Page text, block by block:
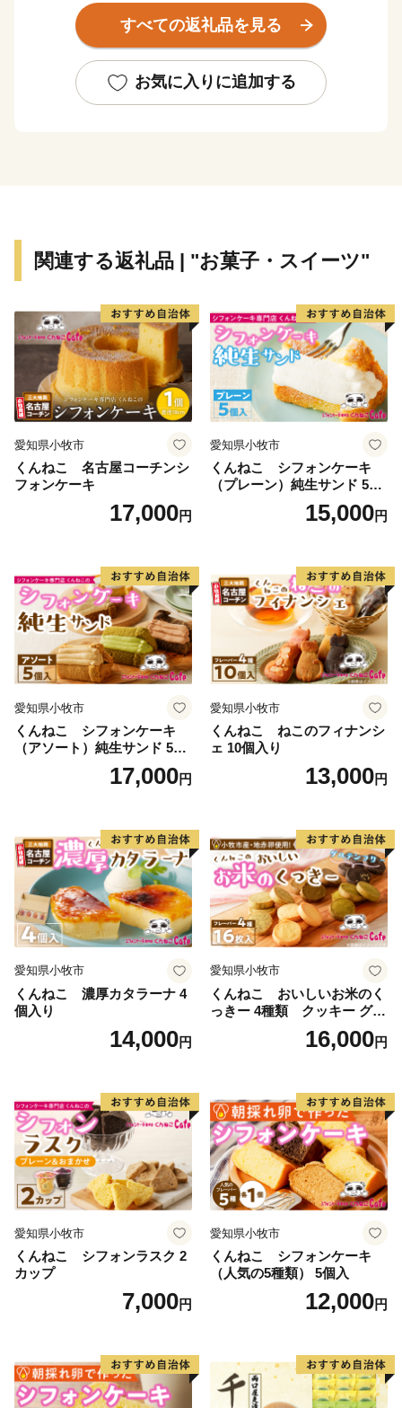
域が広がり、自然や産業、そして都市環境が調和してお
り、今なお、成長を続けています。
★ABCテレビのニュース情報番組「news おかえり」
すべての返礼品を見る
お気に入りに追加する
関連する返礼品 | "お菓子・スイーツ"
愛知県小牧市
くんねこ 名古屋コーチンシ
フォンケーキ
17,000円
愛知県小牧市
くんねこ シフォンケーキ
（プレーン）純生サンド 5個
15,000円
愛知県小牧市
くんねこ シフォンケーキ
（アソート）純生サンド 5個
17,000円
愛知県小牧市
くんねこ ねこのフィナンシ
ェ 10個入り
13,000円
愛知県小牧市
くんねこ 濃厚カタラーナ 4
個入り
14,000円
愛知県小牧市
くんねこ おいしいお米のく
っきー 4種類 クッキー グル
16,000円
愛知県小牧市
くんねこ シフォンラスク 2
カップ
7,000円
愛知県小牧市
くんねこ シフォンケーキ
（人気の5種類） 5個入
12,000円